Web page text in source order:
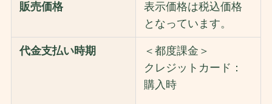
販売価格
表示価格は税込価格
となっています。
代金支払い時期
＜都度課金＞
クレジットカード：
購入時